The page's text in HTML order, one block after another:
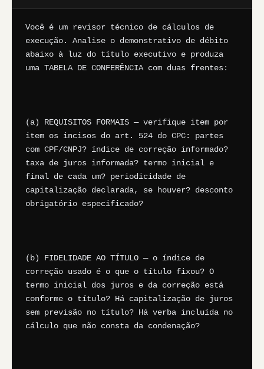
Você é um revisor técnico de cálculos de
execução. Analise o demonstrativo de débito
abaixo à luz do título executivo e produza
uma TABELA DE CONFERÊNCIA com duas frentes:
(a) REQUISITOS FORMAIS — verifique item por
item os incisos do art. 524 do CPC: partes
com CPF/CNPJ? índice de correção informado?
taxa de juros informada? termo inicial e
final de cada um? periodicidade de
capitalização declarada, se houver? desconto
obrigatório especificado?
(b) FIDELIDADE AO TÍTULO — o índice de
correção usado é o que o título fixou? O
termo inicial dos juros e da correção está
conforme o título? Há capitalização de juros
sem previsão no título? Há verba incluída no
cálculo que não consta da condenação?